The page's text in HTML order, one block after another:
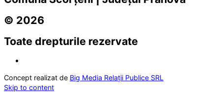
© 2026
Toate drepturile rezervate
Concept realizat de Big Media Relații Publice SRL
Skip to content